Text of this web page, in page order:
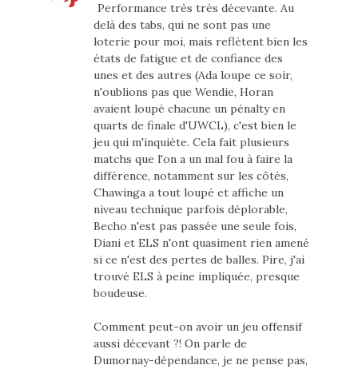
Performance très très décevante. Au
delà des tabs, qui ne sont pas une
loterie pour moi, mais reflètent bien les
états de fatigue et de confiance des
unes et des autres (Ada loupe ce soir,
n'oublions pas que Wendie, Horan
avaient loupé chacune un pénalty en
quarts de finale d'UWCL), c'est bien le
jeu qui m'inquiète. Cela fait plusieurs
matchs que l'on a un mal fou à faire la
différence, notamment sur les côtés,
Chawinga a tout loupé et affiche un
niveau technique parfois déplorable,
Becho n'est pas passée une seule fois,
Diani et ELS n'ont quasiment rien amené
si ce n'est des pertes de balles. Pire, j'ai
trouvé ELS à peine impliquée, presque
boudeuse.
Comment peut-on avoir un jeu offensif
aussi décevant ?! On parle de
Dumornay-dépendance, je ne pense pas,